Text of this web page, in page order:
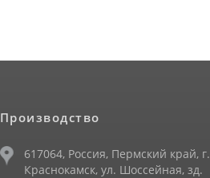
Производство
617064, Россия, Пермский край, г.
Краснокамск, ул. Шоссейная, зд.